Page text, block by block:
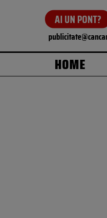
AI UN PONT?
HOME